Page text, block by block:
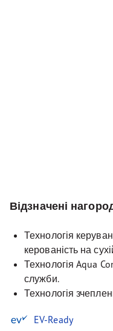
Відзначені
Технологія
керованість на
Технологія Aqua
служби.
Технологія
EV-Ready